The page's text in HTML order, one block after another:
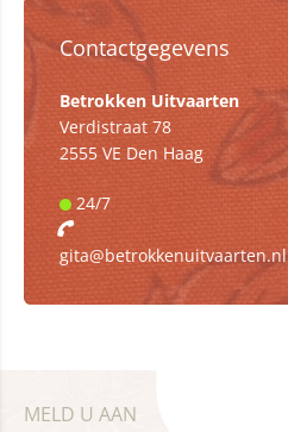
Contactgegevens
Betrokken Uitvaarten
Verdistraat 78
2555 VE Den Haag
24/7
gita@betrokkenuitvaarten.nl
MELD U AAN